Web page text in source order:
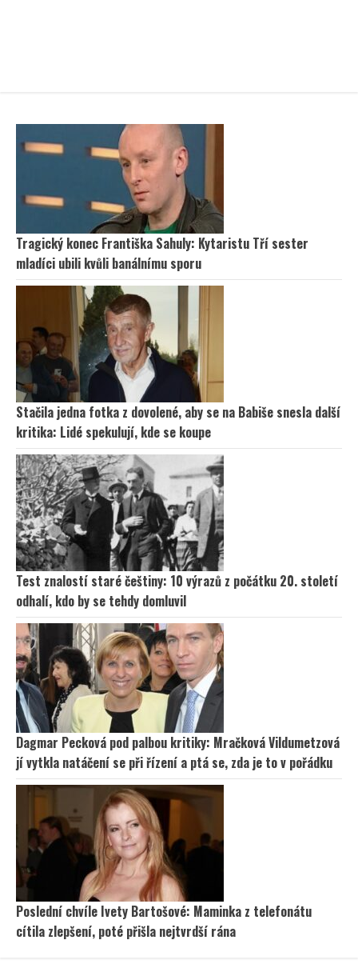
Tragický konec Františka Sahuly: Kytaristu Tří sester
mladíci ubili kvůli banálnímu sporu
Stačila jedna fotka z dovolené, aby se na Babiše snesla další
kritika: Lidé spekulují, kde se koupe
Test znalostí staré češtiny: 10 výrazů z počátku 20. století
odhalí, kdo by se tehdy domluvil
Dagmar Pecková pod palbou kritiky: Mračková Vildumetzová
jí vytkla natáčení se při řízení a ptá se, zda je to v pořádku
Poslední chvíle Ivety Bartošové: Maminka z telefonátu
cítila zlepšení, poté přišla nejtvrdší rána